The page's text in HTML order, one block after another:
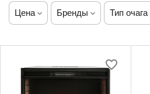
Цена Бренды Тип очага